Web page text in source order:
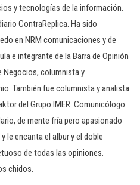
y tecnologías de la información.
ContraReplica. Ha sido
en NRM comunicaciones y de
e integrante de la Barra de Opinión
Negocios, columnista y
También fue columnista y analista
del Grupo IMER. Comunicólogo
de mente fría pero apasionado
le encanta el albur y el doble
de todas las opiniones.
chidos.